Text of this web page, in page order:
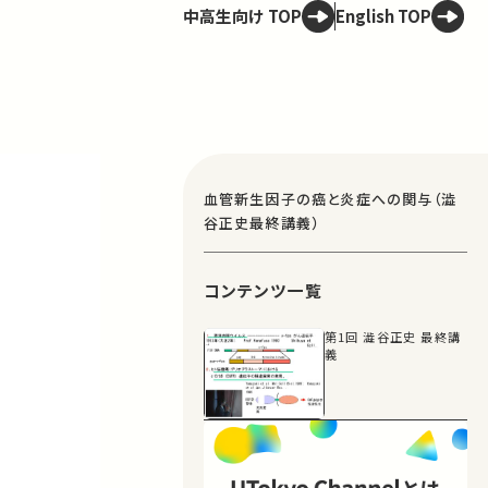
中高生向け TOP English TOP
血管新生因子の癌と炎症への関与（澁
谷正史最終講義）
コンテンツ一覧
第1回 澁谷正史 最終講
義